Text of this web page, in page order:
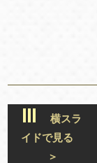
横スラ
イドで見る
＞